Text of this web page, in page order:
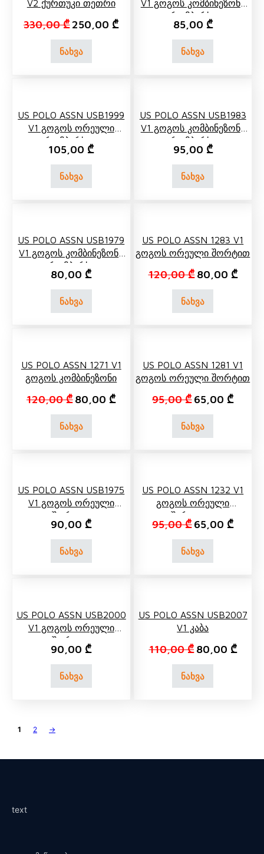
V2 Ქურთუკი Თეთრი
330,00₾ Original price was: 330,00 ₾.
250,00 ₾Current price is: 250,00 ₾.
ნახვა
V1 Გოგოს Კომბინეზონი
(რომპერსი)
85,00 ₾
ნახვა
US POLO ASSN USB1999
V1 Გოგოს Ორეული
Რომპერსით
105,00 ₾
ნახვა
US POLO ASSN USB1983
V1 Გოგოს Კომბინეზონი
(რომპერსი)
95,00 ₾
ნახვა
US POLO ASSN USB1979
V1 Გოგოს Კომბინეზონი
(რომპერსი)
80,00 ₾
ნახვა
US POLO ASSN 1283 V1
Გოგოს Ორეული Შორტით
120,00₾ Original price
80,00 ₾
ნახვა
US POLO ASSN 1271 V1
Გოგოს Კომბინეზონი
120,00₾ Original price was: 120,00 ₾.
80,00 ₾Current price is: 80,00 ₾.
ნახვა
US POLO ASSN 1281 V1
Გოგოს Ორეული Შორტით
95,00₾ Original price
65,00 ₾
ნახვა
US POLO ASSN USB1975
V1 Გოგოს Ორეული
Შორტით
90,00 ₾
ნახვა
US POLO ASSN 1232 V1
Გოგოს Ორეული
Შარვლით
95,00₾ Original price
65,00 ₾
ნახვა
US POLO ASSN USB2000
V1 Გოგოს Ორეული
Შორტით
90,00 ₾
ნახვა
US POLO ASSN USB2007
V1 Კაბა
110,00₾ Original price
80,00 ₾
ნახვა
1 2 →
text